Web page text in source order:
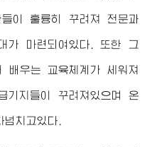
들이 훌륭히 꾸려져 전문과
가 마련되여있다. 또한 그
배우는 교육체계가 세워져
기지들이 꾸려져있으며 온
치고있다.